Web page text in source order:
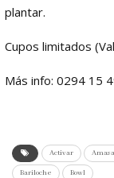
plantar.
Cupos limitados (
Más info: 0294 15
Activar
Bariloche Bowl